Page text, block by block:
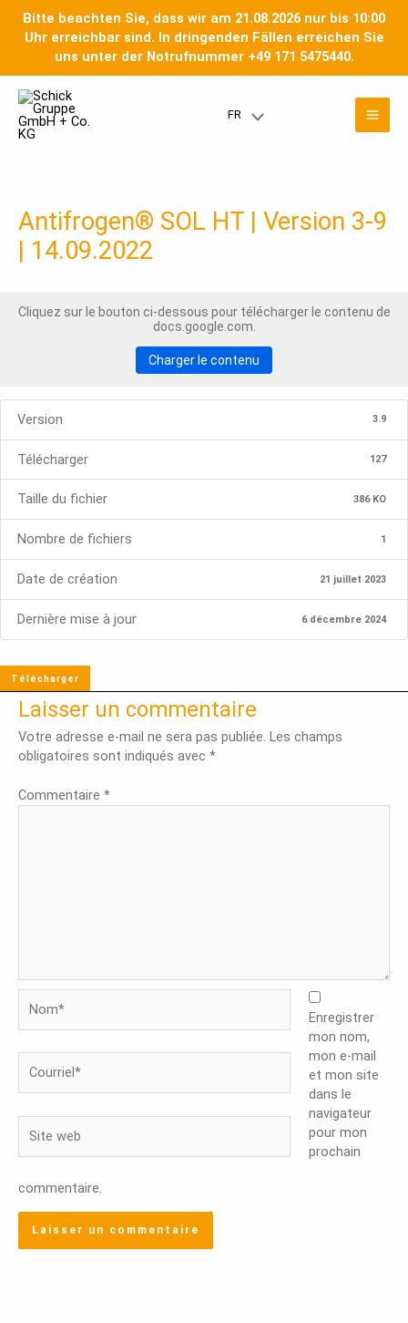
Bitte beachten Sie, dass wir am 21.08.2026 nur bis 10:00
Uhr erreichbar sind. In dringenden Fällen erreichen Sie
uns unter der Notrufnummer +49 171 5475440.
content
FRMenu
Antifrogen® SOL HT | Version 3-9
| 14.09.2022
Cliquez sur le bouton ci-dessous pour télécharger le contenu de
docs.google.com.
Charger le contenu
Version 3.9
Télécharger 127
Taille du fichier 386 KO
Nombre de fichiers 1
Date de création 21 juillet 2023
Dernière mise à jour 6 décembre 2024
Télécharger
Laisser un commentaire
Votre adresse e-mail ne sera pas publiée. Les champs
obligatoires sont indiqués avec *
Commentaire *
web
Enregistrer
mon nom,
mon e-mail
et mon site
dans le
navigateur
pour mon
prochain
commentaire.